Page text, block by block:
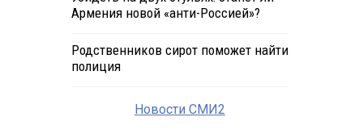
Армения новой «анти-Россией»?
Родственников сирот поможет найти
полиция
Новости СМИ2